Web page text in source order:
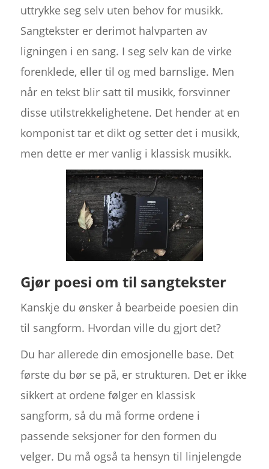
uttrykke seg selv uten behov for musikk.
Sangtekster er derimot halvparten av
ligningen i en sang. I seg selv kan de virke
forenklede, eller til og med barnslige. Men
når en tekst blir satt til musikk, forsvinner
disse utilstrekkelighetene. Det hender at en
komponist tar et dikt og setter det i musikk,
men dette er mer vanlig i klassisk musikk.
Gjør poesi om til sangtekster
Kanskje du ønsker å bearbeide poesien din
til sangform. Hvordan ville du gjort det?
Du har allerede din emosjonelle base. Det
første du bør se på, er strukturen. Det er ikke
sikkert at ordene følger en klassisk
sangform, så du må forme ordene i
passende seksjoner for den formen du
velger. Du må også ta hensyn til linjelengde